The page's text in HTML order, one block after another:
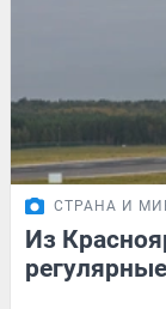
СТРАНА И
Из